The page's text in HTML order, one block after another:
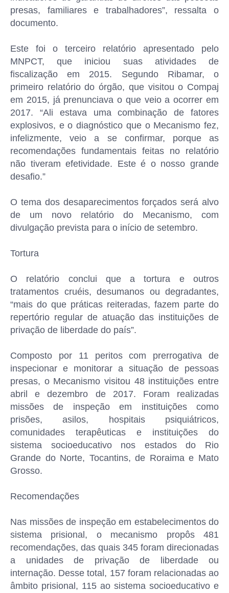
presas, familiares e trabalhadores”, ressalta o
documento.
Este foi o terceiro relatório apresentado pelo
MNPCT, que iniciou suas atividades de
fiscalização em 2015. Segundo Ribamar, o
primeiro relatório do órgão, que visitou o Compaj
em 2015, já prenunciava o que veio a ocorrer em
2017. “Ali estava uma combinação de fatores
explosivos, e o diagnóstico que o Mecanismo fez,
infelizmente, veio a se confirmar, porque as
recomendações fundamentais feitas no relatório
não tiveram efetividade. Este é o nosso grande
desafio.”
O tema dos desaparecimentos forçados será alvo
de um novo relatório do Mecanismo, com
divulgação prevista para o início de setembro.
Tortura
O relatório conclui que a tortura e outros
tratamentos cruéis, desumanos ou degradantes,
“mais do que práticas reiteradas, fazem parte do
repertório regular de atuação das instituições de
privação de liberdade do país”.
Composto por 11 peritos com prerrogativa de
inspecionar e monitorar a situação de pessoas
presas, o Mecanismo visitou 48 instituições entre
abril e dezembro de 2017. Foram realizadas
missões de inspeção em instituições como
prisões, asilos, hospitais psiquiátricos,
comunidades terapêuticas e instituições do
sistema socioeducativo nos estados do Rio
Grande do Norte, Tocantins, de Roraima e Mato
Grosso.
Recomendações
Nas missões de inspeção em estabelecimentos do
sistema prisional, o mecanismo propôs 481
recomendações, das quais 345 foram direcionadas
a unidades de privação de liberdade ou
internação. Desse total, 157 foram relacionadas ao
âmbito prisional, 115 ao sistema socioeducativo e